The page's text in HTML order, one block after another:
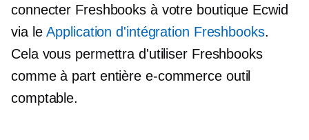
connecter Freshbooks à votre boutique Ecwid
via leApplication d'intégration Freshbooks.
Cela vous permettra d'utiliser Freshbooks
commeà part entière e-commerceoutil
comptable.